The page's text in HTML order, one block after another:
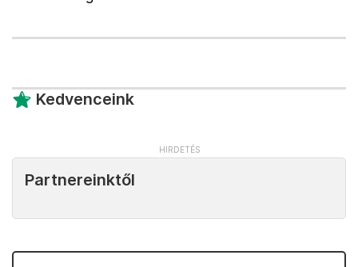
Kedvenceink
Partnereinktől